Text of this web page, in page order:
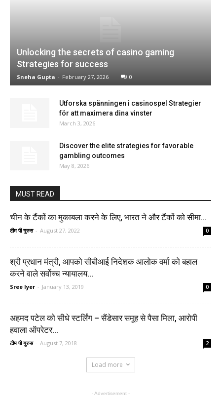
Unlocking the secrets of casino gaming
Strategies for success
Sneha Gupta - February 27, 2026 0
Utforska spänningen i casinospel Strategier
för att maximera dina vinster
March 3, 2026
Discover the elite strategies for favorable
gambling outcomes
May 8, 2026
MUST READ
चीन के टैंकों का मुकाबला करने के लिए, भारत ने और टैंकों को सीमा...
टीम पी गुरुस - August 27, 2022 0
श्री प्रधान मंत्री, आपको सीबीआई निदेशक आलोक वर्मा को बहाल
करने वाले सर्वोच्च न्यायालय...
Sree Iyer - January 13, 2019 0
अहमद पटेल को सीधे स्टर्लिंग – सैंडेसार समूह से पैसा मिला, आरोपी
हवाला ऑपरेटर...
टीम पी गुरुस - August 7, 2018 2
Load more
- Advertisement -